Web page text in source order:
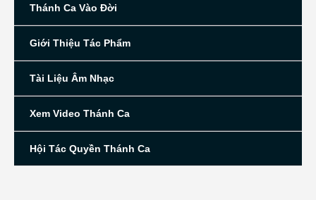
Thánh Ca Vào Đời
Giới Thiệu Tác Phẩm
Tài Liệu Âm Nhạc
Xem Video Thánh Ca
Hội Tác Quyền Thánh Ca